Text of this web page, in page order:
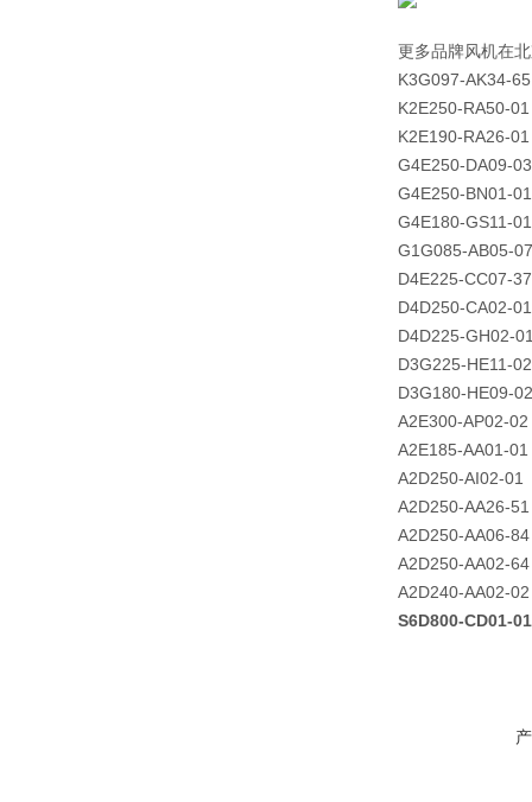
更多品牌风机在
K3G097-AK34-65
K2E250-RA50-01
K2E190-RA26-01
G4E250-DA09-03
G4E250-BN01-01
G4E180-GS11-01
G1G085-AB05-07
D4E225-CC07-37
D4D250-CA02-01
D4D225-GH02-
D3G225-HE11-02
D3G180-HE09-02
A2E300-AP02-02
A2E185-AA01-01
A2D250-AI02-01
A2D250-AA26-51
A2D250-AA06-84
A2D250-AA02-64
A2D240-AA02-02
S6D800-CD01-